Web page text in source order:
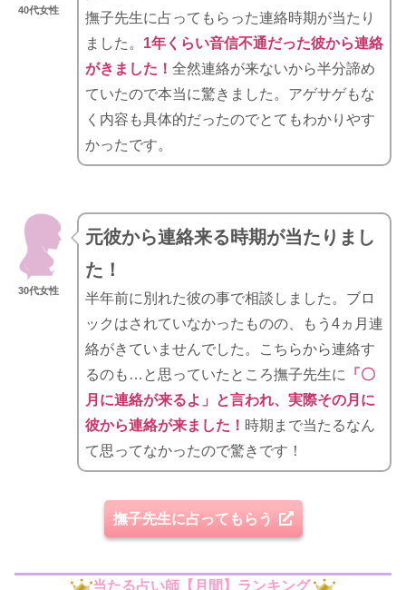
40代女性
撫子先生に占ってもらった連絡時期が当たり
ました。 1年くらい音信不通だった彼から連絡
がきました！ 全然連絡が来ないから半分諦め
ていたので本当に驚きました。アゲサゲもな
く内容も具体的だったのでとてもわかりやす
かったです。
30代女性
元彼から連絡来る時期が当たりまし
た！
半年前に別れた彼の事で相談しました。ブロ
ックはされていなかったものの、もう4ヵ月連
絡がきていませんでした。こちらから連絡す
るのも…と思っていたところ撫子先生に
「〇
月に連絡が来るよ」と言われ、実際その月に
彼から連絡が来ました！ 時期まで当たるなん
て思ってなかったので驚きです！
撫子先生に占ってもらう
当たる占い師【月間】ランキング